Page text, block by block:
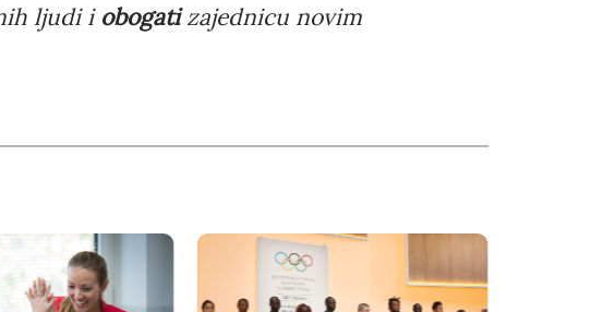
ljudi i obogatizajednicu novim